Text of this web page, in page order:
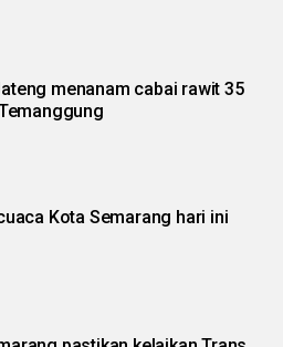
menanam cabai rawit 35
Kota Semarang hari ini